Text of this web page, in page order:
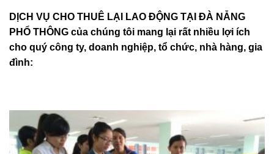
DỊCH VỤ CHO THUÊ LẠI LAO ĐỘNG TẠI ĐÀ NẴNG
PHỔ THÔNG của chúng tôi mang lại rất nhiều lợi ích
cho quý công ty, doanh nghiệp, tổ chức, nhà hàng, gia
đình: